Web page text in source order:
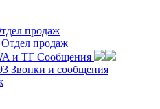
продаж
Отдел продаж
и ТГ Сообщения
Звонки и сообщения